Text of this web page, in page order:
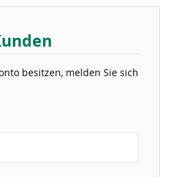
besitzen, melden Sie sich